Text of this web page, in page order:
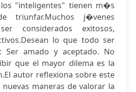
"inteligentes" tienen m�s
triunfar.Muchos j�venes
considerados exitosos,
lo que todo ser
Ser amado y aceptado. No
que el mayor dilema es la
autor reflexiona sobre este
maneras de valorar la